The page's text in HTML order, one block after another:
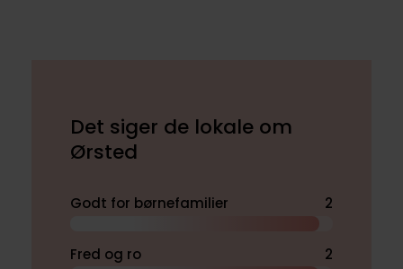
Det siger de lokale om
Ørsted
Godt for børnefamilier 2
Fred og ro 2